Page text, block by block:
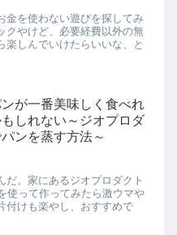
金を使わない遊びを探してみ
クやけど、必要経費以外の無
楽しんでいけたらいいな、と
が一番美味しく食べれ
しれない～ジオプロダ
ンを蒸す方法～
だ。家にあるジオプロダクト
使って作ってみたら激ウマや
付けも楽やし、おすすめで